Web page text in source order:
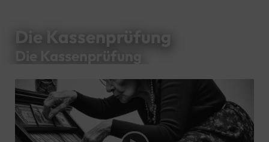
Die Kassenprüfung
Player